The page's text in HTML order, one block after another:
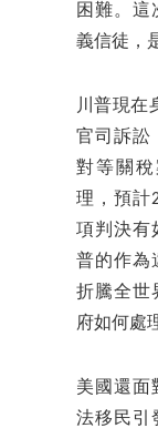
困難。這
義信徒，
川普現在
官司訴訟
對等關
理，預計
項判決有
普的作為
折騰全世
府如何處
美國還面
法移民引